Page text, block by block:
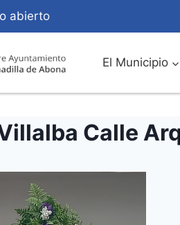
abierto
El Municipio
Calle